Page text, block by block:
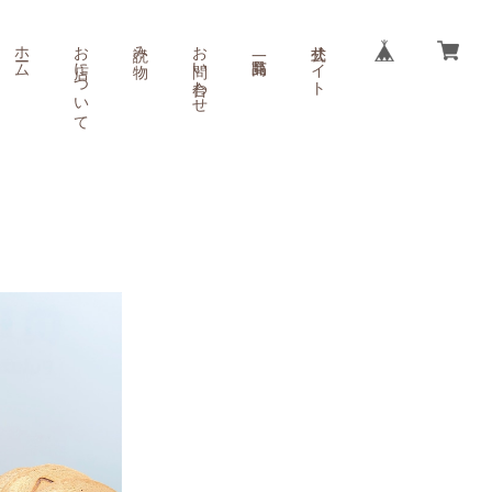
ホーム お店について 読み物 お問い合わせ 公式サイト